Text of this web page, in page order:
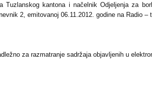
kantona i načelnik Odjeljenja za
2, emitovanoj 06.11.2012. godine na Radio
za razmatranje sadržaja objavljenih u